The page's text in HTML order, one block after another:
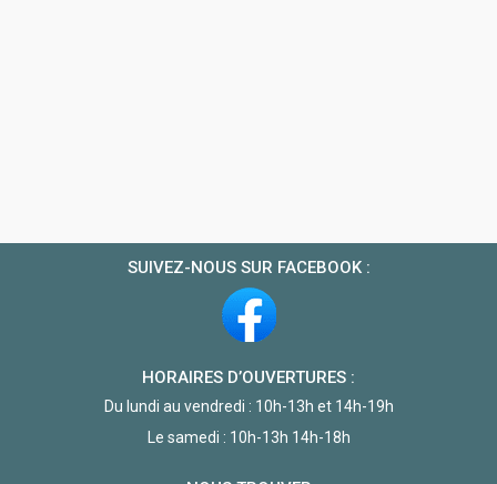
SUIVEZ-NOUS SUR FACEBOOK :
HORAIRES D’OUVERTURES :
Du lundi au vendredi : 10h-13h et 14h-19h
Le samedi : 10h-13h 14h-18h